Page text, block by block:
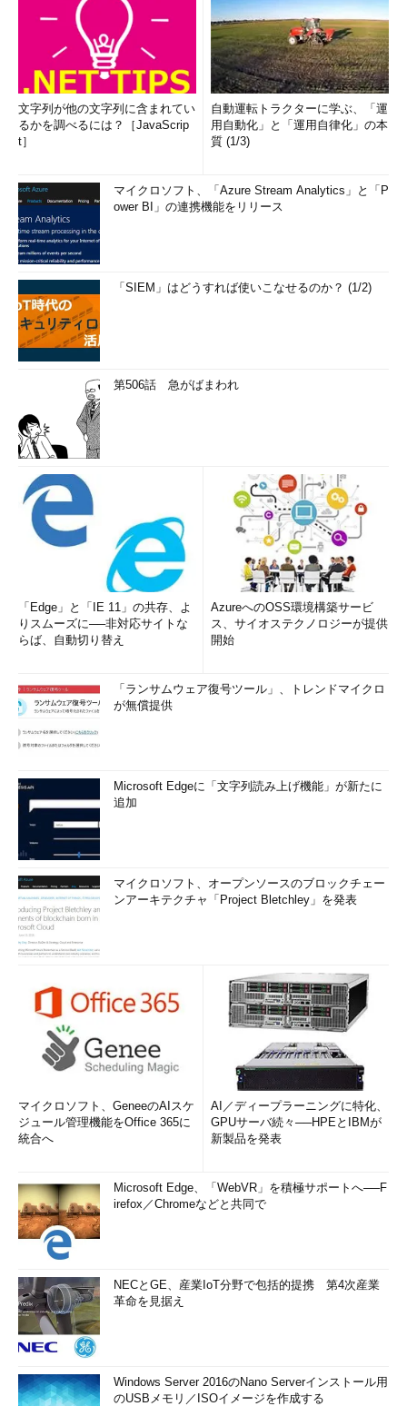
文字列が他の文字列に含まれてい
るかを調べるには？［JavaScrip
t］
自動運転トラクターに学ぶ、「運
用自動化」と「運用自律化」の本
質 (1/3)
マイクロソフト、「Azure Stream Analytics」と「P
ower BI」の連携機能をリリース
「SIEM」はどうすれば使いこなせるのか？ (1/2)
第506話 急がばまわれ
「Edge」と「IE 11」の共存、よ
りスムーズに──非対応サイトな
らば、自動切り替え
AzureへのOSS環境構築サービ
ス、サイオステクノロジーが提供
開始
「ランサムウェア復号ツール」、トレンドマイクロ
が無償提供
Microsoft Edgeに「文字列読み上げ機能」が新たに
追加
マイクロソフト、オープンソースのブロックチェー
ンアーキテクチャ「Project Bletchley」を発表
マイクロソフト、GeneeのAIスケ
ジュール管理機能をOffice 365に
統合へ
AI／ディープラーニングに特化、
GPUサーバ続々──HPEとIBMが
新製品を発表
Microsoft Edge、「WebVR」を積極サポートへ──F
irefox／Chromeなどと共同で
NECとGE、産業IoT分野で包括的提携 第4次産業
革命を見据え
Windows Server 2016のNano Serverインストール用
のUSBメモリ／ISOイメージを作成する